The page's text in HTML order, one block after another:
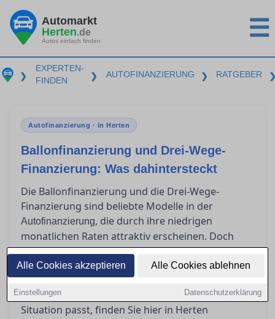
Alle Cookies akzeptieren Alle Cookies ablehnen
Einstellungen Datenschutzerklärung
Automarkt
Herten.de
Autos einfach finden ☰
❯
EXPERTEN-
FINDEN
❯ AUTOFINANZIERUNG ❯ RATGEBER
Autofinanzierung · in Herten
Ballonfinanzierung und Drei-Wege-
Finanzierung: Was dahintersteckt
Die Ballonfinanzierung und die Drei-Wege-
Finanzierung sind beliebte Modelle in der
Autofinanzierung, die durch ihre niedrigen
monatlichen Raten attraktiv erscheinen. Doch
was passiert am Ende der Laufzeit? Für wen sind
diese Modelle geeignet, und welche Risiken
sollten Sie beachten? Wenn Sie sich fragen,
welches Finanzierungsmodell am besten zu Ihrer
Situation passt, finden Sie hier in Herten